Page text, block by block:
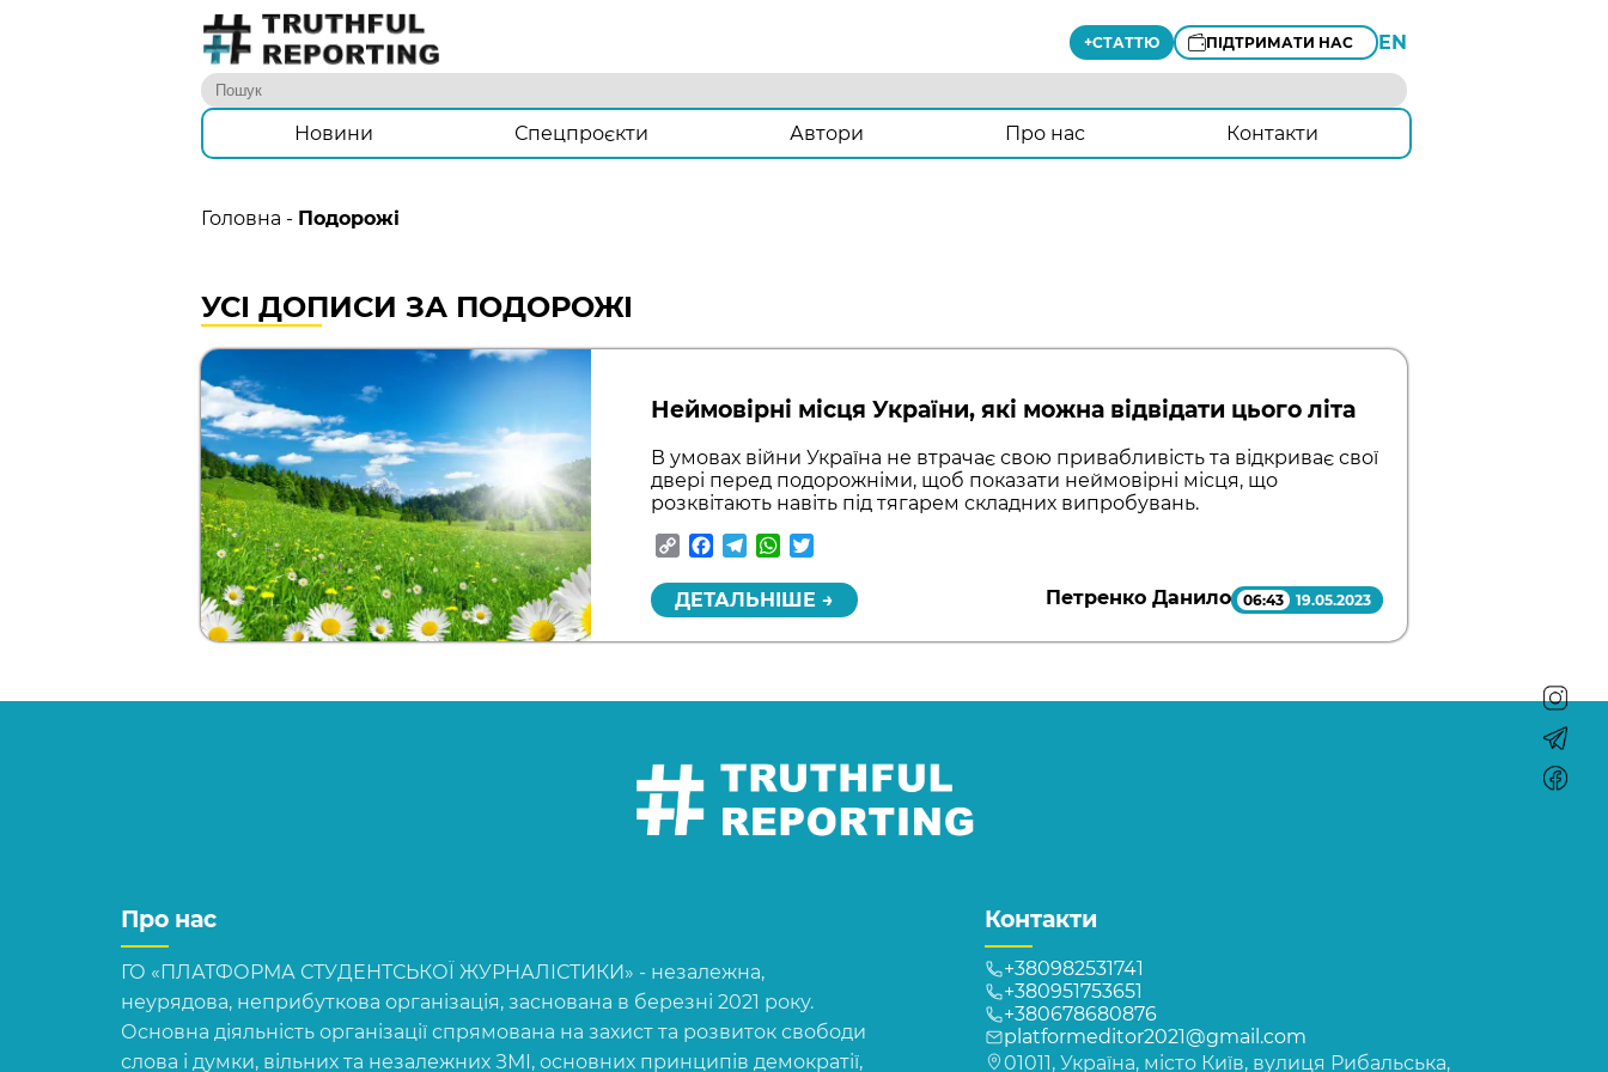
+СТАТТЮ ПІДТРИМАТИ НАС EN
Новини Спецпроєкти Автори Про нас Контакти
Головна - Подорожі
УСІ ДОПИСИ ЗА ПОДОРОЖІ
Неймовірні місця України, які можна відвідати цього літа
В умовах війни Україна не втрачає свою привабливість та відкриває свої
двері перед подорожніми, щоб показати неймовірні місця, що
розквітають навіть під тягарем складних випробувань.
CopyFacebook
TelegramWhatsApp
ДЕТАЛЬНІШЕ → Петренко Данило 06:43 19.05.2023
Про нас
ГО «ПЛАТФОРМА СТУДЕНТСЬКОЇ ЖУРНАЛІСТИКИ» - незалежна,
неурядова, неприбуткова організація, заснована в березні 2021 року.
Основна діяльність організації спрямована на захист та розвиток свободи
слова і думки, вільних та незалежних ЗМІ, основних принципів демократії,
Контакти
+380982531741
+380951753651
+380678680876
platformeditor2021@gmail.com
01011, Україна, місто Київ, вулиця Рибальська,